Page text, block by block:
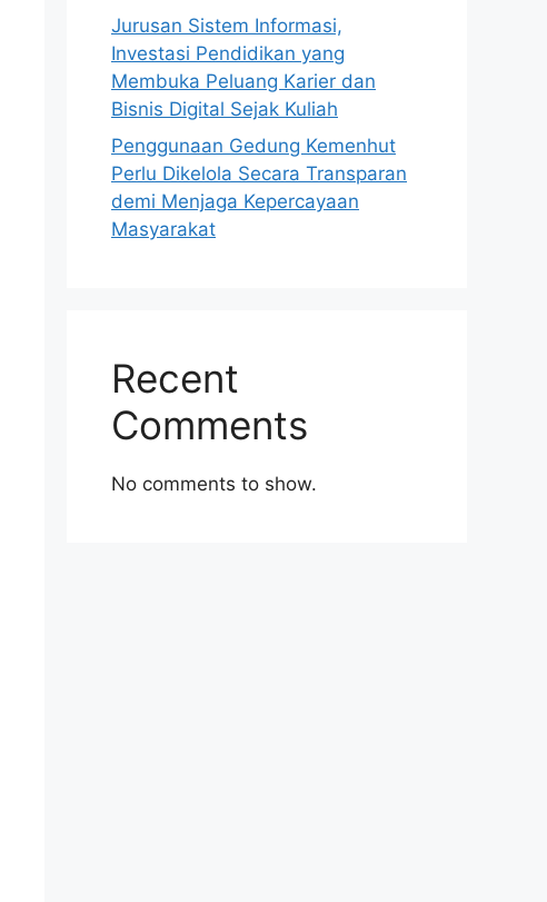
Jurusan Sistem Informasi,
Investasi Pendidikan yang
Membuka Peluang Karier dan
Bisnis Digital Sejak Kuliah
Penggunaan Gedung Kemenhut
Perlu Dikelola Secara Transparan
demi Menjaga Kepercayaan
Masyarakat
Recent
Comments
No comments to show.